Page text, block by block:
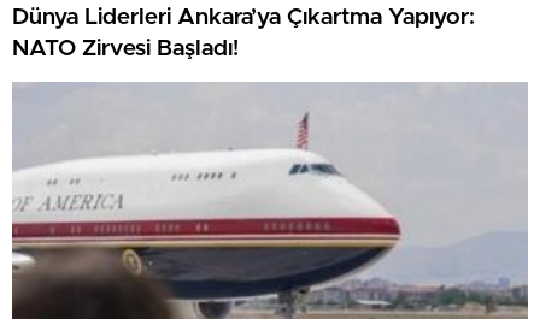
Dünya Liderleri Ankara’ya Çıkartma Yapıyor:
NATO Zirvesi Başladı!